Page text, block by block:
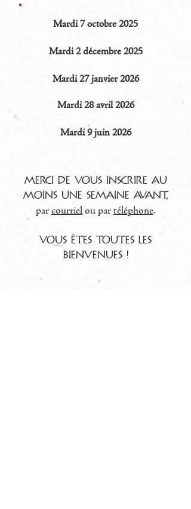
Mardi 7 octobre 2025
Mardi 2 décembre 2025
Mardi 27 janvier 2026
Mardi 28 avril 2026
Mardi 9 juin 2026
Merci de vous inscrire au
moins une semaine avant,
parcourrielou partéléphone.
Vous êtes toutes les
bienvenues !